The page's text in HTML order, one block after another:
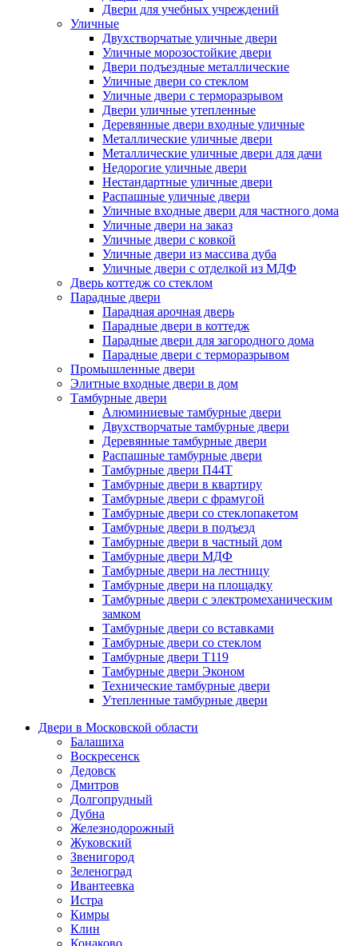
Двери для учебных учреждений
Уличные
Двухстворчатые уличные двери
Уличные морозостойкие двери
Двери подъездные металлические
Уличные двери со стеклом
Уличные двери с терморазрывом
Двери уличные утепленные
Деревянные двери входные уличные
Металлические уличные двери
Металлические уличные двери для дачи
Недорогие уличные двери
Нестандартные уличные двери
Распашные уличные двери
Уличные входные двери для частного дома
Уличные двери на заказ
Уличные двери с ковкой
Уличные двери из массива дуба
Уличные двери с отделкой из МДФ
Дверь коттедж со стеклом
Парадные двери
Парадная арочная дверь
Парадные двери в коттедж
Парадные двери для загородного дома
Парадные двери с терморазрывом
Промышленные двери
Элитные входные двери в дом
Тамбурные двери
Алюминиевые тамбурные двери
Двухстворчатые тамбурные двери
Деревянные тамбурные двери
Распашные тамбурные двери
Тамбурные двери П44Т
Тамбурные двери в квартиру
Тамбурные двери с фрамугой
Тамбурные двери со стеклопакетом
Тамбурные двери в подъезд
Тамбурные двери в частный дом
Тамбурные двери МДФ
Тамбурные двери на лестницу
Тамбурные двери на площадку
Тамбурные двери с электромеханическим
замком
Тамбурные двери со вставками
Тамбурные двери со стеклом
Тамбурные двери Т119
Тамбурные двери Эконом
Технические тамбурные двери
Утепленные тамбурные двери
Двери в Московской области
Балашиха
Воскресенск
Дедовск
Дмитров
Долгопрудный
Дубна
Железнодорожный
Жуковский
Звенигород
Зеленоград
Ивантеевка
Истра
Кимры
Клин
Конаково